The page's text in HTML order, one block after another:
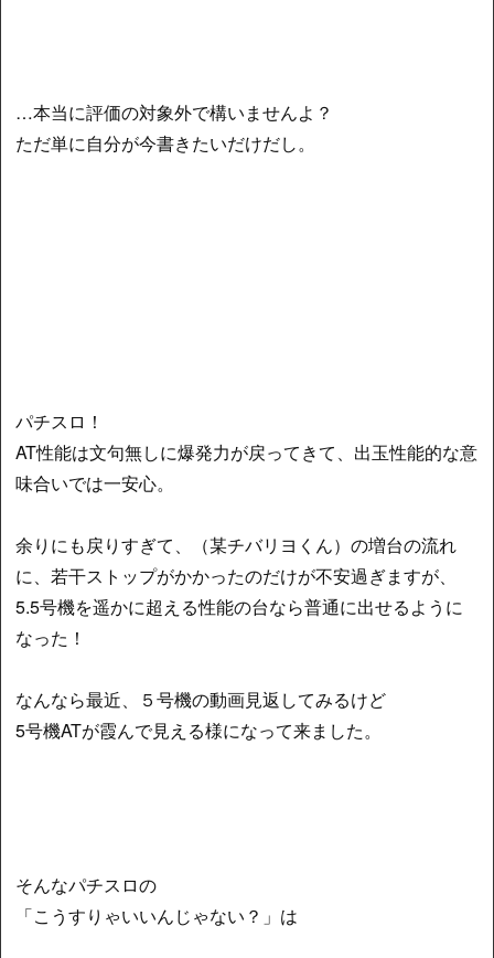
…本当に評価の対象外で構いませんよ？
ただ単に自分が今書きたいだけだし。
パチスロ！
AT性能は文句無しに爆発力が戻ってきて、出玉性能的な意
味合いでは一安心。
余りにも戻りすぎて、（某チバリヨくん）の増台の流れ
に、若干ストップがかかったのだけが不安過ぎますが、
5.5号機を遥かに超える性能の台なら普通に出せるように
なった！
なんなら最近、５号機の動画見返してみるけど
5号機ATが霞んで見える様になって来ました。
そんなパチスロの
「こうすりゃいいんじゃない？」は